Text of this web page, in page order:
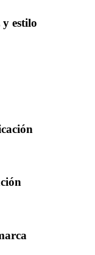
estilo